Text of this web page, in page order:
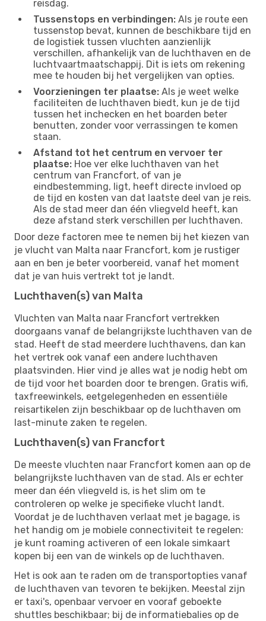
reisdag.
Tussenstops en verbindingen: Als je route een
tussenstop bevat, kunnen de beschikbare tijd en
de logistiek tussen vluchten aanzienlijk
verschillen, afhankelijk van de luchthaven en de
luchtvaartmaatschappij. Dit is iets om rekening
mee te houden bij het vergelijken van opties.
Voorzieningen ter plaatse: Als je weet welke
faciliteiten de luchthaven biedt, kun je de tijd
tussen het inchecken en het boarden beter
benutten, zonder voor verrassingen te komen
staan.
Afstand tot het centrum en vervoer ter
plaatse: Hoe ver elke luchthaven van het
centrum van Francfort, of van je
eindbestemming, ligt, heeft directe invloed op
de tijd en kosten van dat laatste deel van je reis.
Als de stad meer dan één vliegveld heeft, kan
deze afstand sterk verschillen per luchthaven.
Door deze factoren mee te nemen bij het kiezen van
je vlucht van Malta naar Francfort, kom je rustiger
aan en ben je beter voorbereid, vanaf het moment
dat je van huis vertrekt tot je landt.
Luchthaven(s) van Malta
Vluchten van Malta naar Francfort vertrekken
doorgaans vanaf de belangrijkste luchthaven van de
stad. Heeft de stad meerdere luchthavens, dan kan
het vertrek ook vanaf een andere luchthaven
plaatsvinden. Hier vind je alles wat je nodig hebt om
de tijd voor het boarden door te brengen. Gratis wifi,
taxfreewinkels, eetgelegenheden en essentiële
reisartikelen zijn beschikbaar op de luchthaven om
last-minute zaken te regelen.
Luchthaven(s) van Francfort
De meeste vluchten naar Francfort komen aan op de
belangrijkste luchthaven van de stad. Als er echter
meer dan één vliegveld is, is het slim om te
controleren op welke je specifieke vlucht landt.
Voordat je de luchthaven verlaat met je bagage, is
het handig om je mobiele connectiviteit te regelen:
je kunt roaming activeren of een lokale simkaart
kopen bij een van de winkels op de luchthaven.
Het is ook aan te raden om de transportopties vanaf
de luchthaven van tevoren te bekijken. Meestal zijn
er taxi's, openbaar vervoer en vooraf geboekte
shuttles beschikbaar; bij de informatiebalies op de